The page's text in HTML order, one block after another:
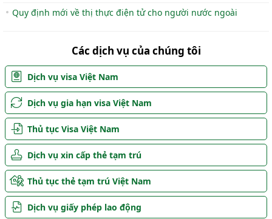
Quy định mới về thị thực điện tử cho người nước ngoài
Các dịch vụ của chúng tôi
Dịch vụ visa Việt Nam
Dịch vụ gia hạn visa Việt Nam
Thủ tục Visa Việt Nam
Dịch vụ xin cấp thẻ tạm trú
Thủ tục thẻ tạm trú Việt Nam
Dịch vụ giấy phép lao động